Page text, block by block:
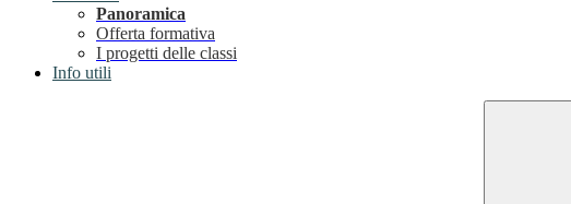
Panoramica
Offerta formativa
I progetti delle classi
Info utili